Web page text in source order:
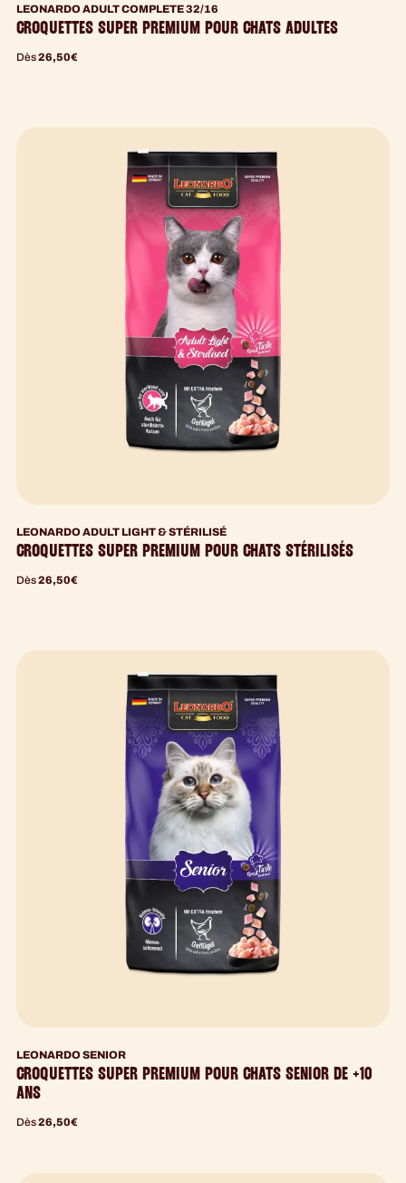
LEONARDO ADULT COMPLETE 32/16
CROQUETTES SUPER PREMIUM POUR CHATS ADULTES
Dès26,50€
LEONARDO ADULT LIGHT & STÉRILISÉ
CROQUETTES SUPER PREMIUM POUR CHATS STÉRILISÉS
Dès26,50€
LEONARDO SENIOR
CROQUETTES SUPER PREMIUM POUR CHATS SENIOR DE +10
ANS
Dès26,50€